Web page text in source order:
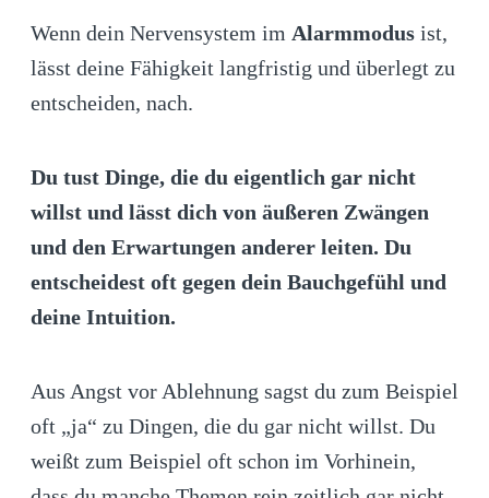
Wenn dein Nervensystem im Alarmmodus ist,
lässt deine Fähigkeit langfristig und überlegt zu
entscheiden, nach.
Du tust Dinge, die du eigentlich gar nicht
willst und lässt dich von äußeren Zwängen
und den Erwartungen anderer leiten. Du
entscheidest oft gegen dein Bauchgefühl und
deine Intuition.
Aus Angst vor Ablehnung sagst du zum Beispiel
oft „ja“ zu Dingen, die du gar nicht willst. Du
weißt zum Beispiel oft schon im Vorhinein,